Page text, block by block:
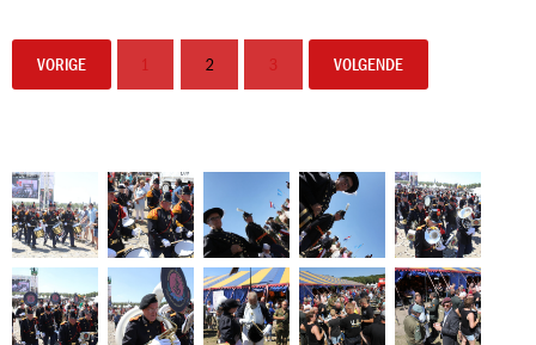
VORIGE 1 2 3 VOLGENDE